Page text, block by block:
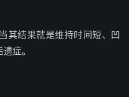
其结果就是维持时间短、凹
症。